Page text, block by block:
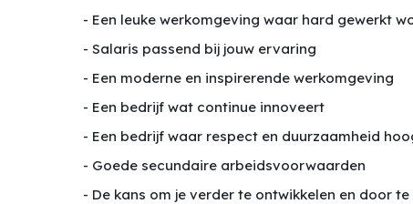
- Een leuke werkomgeving waar hard gewerkt
- Salaris passend bij jouw ervaring
- Een moderne en inspirerende werkomgeving
- Een bedrijf wat continue innoveert
- Een bedrijf waar respect en duurzaamheid
- Goede secundaire arbeidsvoorwaarden
- De kans om je verder te ontwikkelen en door